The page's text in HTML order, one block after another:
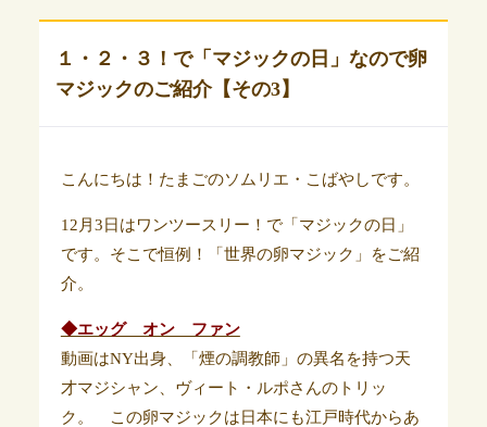
１・２・３！で「マジックの日」なので卵
マジックのご紹介【その3】
こんにちは！たまごのソムリエ・こばやしです。
12月3日はワンツースリー！で「マジックの日」
です。そこで恒例！「世界の卵マジック」をご紹
介。
◆エッグ オン ファン
動画はNY出身、「煙の調教師」の異名を持つ天
才マジシャン、ヴィート・ルポさんのトリッ
ク。 この卵マジックは日本にも江戸時代からあ